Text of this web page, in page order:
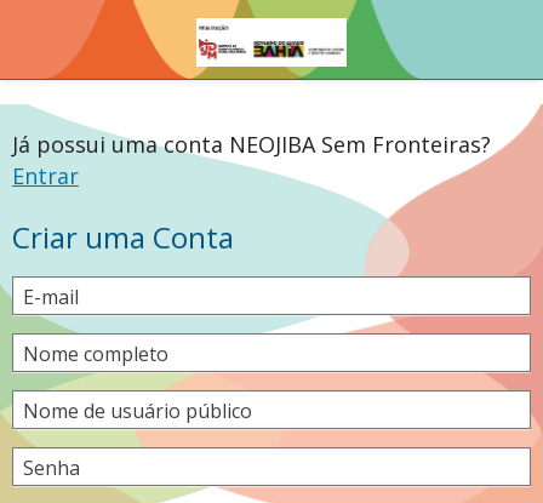
Já possui uma conta NEOJIBA Sem Fronteiras?
Entrar
Criar uma Conta
E-mail
Nome completo
Nome de usuário público
Senha